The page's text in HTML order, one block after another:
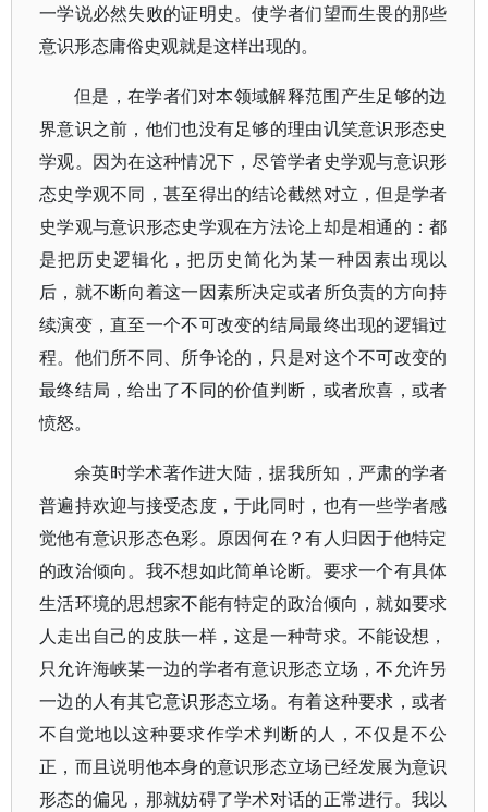
一学说必然失败的证明史。使学者们望而生畏的那些
意识形态庸俗史观就是这样出现的。
但是，在学者们对本领域解释范围产生足够的边
界意识之前，他们也没有足够的理由讥笑意识形态史
学观。因为在这种情况下，尽管学者史学观与意识形
态史学观不同，甚至得出的结论截然对立，但是学者
史学观与意识形态史学观在方法论上却是相通的：都
是把历史逻辑化，把历史简化为某一种因素出现以
后，就不断向着这一因素所决定或者所负责的方向持
续演变，直至一个不可改变的结局最终出现的逻辑过
程。他们所不同、所争论的，只是对这个不可改变的
最终结局，给出了不同的价值判断，或者欣喜，或者
愤怒。
余英时学术著作进大陆，据我所知，严肃的学者
普遍持欢迎与接受态度，于此同时，也有一些学者感
觉他有意识形态色彩。原因何在？有人归因于他特定
的政治倾向。我不想如此简单论断。要求一个有具体
生活环境的思想家不能有特定的政治倾向，就如要求
人走出自己的皮肤一样，这是一种苛求。不能设想，
只允许海峡某一边的学者有意识形态立场，不允许另
一边的人有其它意识形态立场。有着这种要求，或者
不自觉地以这种要求作学术判断的人，不仅是不公
正，而且说明他本身的意识形态立场已经发展为意识
形态的偏见，那就妨碍了学术对话的正常进行。我以